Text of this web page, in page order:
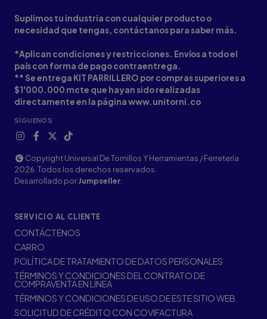
Suplimos tu industria con cualquier producto o
necesidad que tengas, contáctanos para saber más.
*Aplican condiciones y restricciones. Envíos a todo el
país con forma de pago contraentrega.
** Se entrega KIT PARRILLERO por compras superiores a
$1'000.000 mcte que hayan sido realizadas
directamente en la página www.unitorni.co
SÍGUENOS
Copyright Universal De Tornillos Y Herramientas / Ferretería
2026. Todos los derechos reservados.
Desarrollado porJumpseller
SERVICIO AL CLIENTE
CONTÁCTENOS
CARRO
POLÍTICA DE TRATAMIENTO DE DATOS PERSONALES
TÉRMINOS Y CONDICIONES DEL CONTRATO DE
COMPRAVENTA EN LÍNEA
TÉRMINOS Y CONDICIONES DE USO DE ESTE SITIO WEB
SOLICITUD DE CRÉDITO CON COVIFACTURA